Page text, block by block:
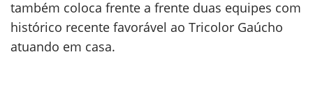
também coloca frente a frente duas equipes com
histórico recente favorável ao Tricolor Gaúcho
atuando em casa.